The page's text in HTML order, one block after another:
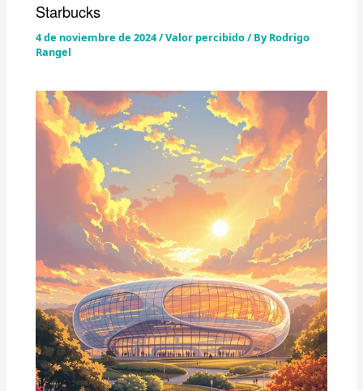
Starbucks
4 de noviembre de 2024/Valor percibido/ By Rodrigo
Rangel